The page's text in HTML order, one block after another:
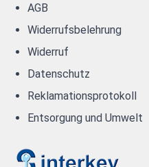
AGB
Widerrufsbelehrung
Widerruf
Datenschutz
Reklamationsprotokoll
Entsorgung und Umwelt